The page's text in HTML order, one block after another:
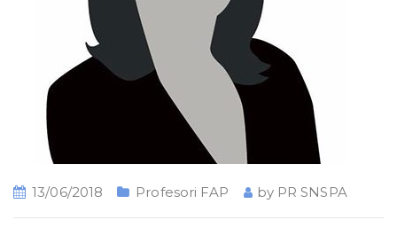
13/06/2018 Profesori FAP by PR SNSPA